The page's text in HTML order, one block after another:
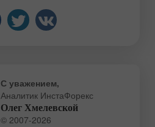
С уважением,
Аналитик ИнстаФорекс
Олег Хмелевской
© 2007-2026